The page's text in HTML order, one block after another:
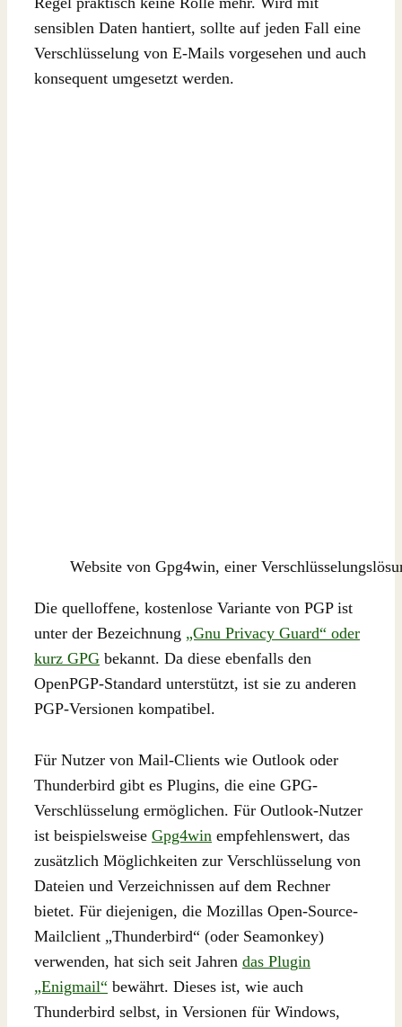
sensiblen Daten hantiert, sollte auf jeden Fall eine
Verschlüsselung von E-Mails vorgesehen und auch
konsequent umgesetzt werden.
Website von Gpg4win, einer
Die quelloffene, kostenlose Variante von PGP ist
unter der Bezeichnung „Gnu Privacy Guard“ oder
kurz GPG bekannt. Da diese ebenfalls den
OpenPGP-Standard unterstützt, ist sie zu anderen
PGP-Versionen kompatibel.
Für Nutzer von Mail-Clients wie Outlook oder
Thunderbird gibt es Plugins, die eine GPG-
Verschlüsselung ermöglichen. Für Outlook-Nutzer
ist beispielsweise Gpg4win empfehlenswert, das
zusätzlich Möglichkeiten zur Verschlüsselung von
Dateien und Verzeichnissen auf dem Rechner
bietet. Für diejenigen, die Mozillas Open-Source-
Mailclient „Thunderbird“ (oder Seamonkey)
verwenden, hat sich seit Jahren das Plugin
„Enigmail“ bewährt. Dieses ist, wie auch
Thunderbird selbst, in Versionen für Windows,